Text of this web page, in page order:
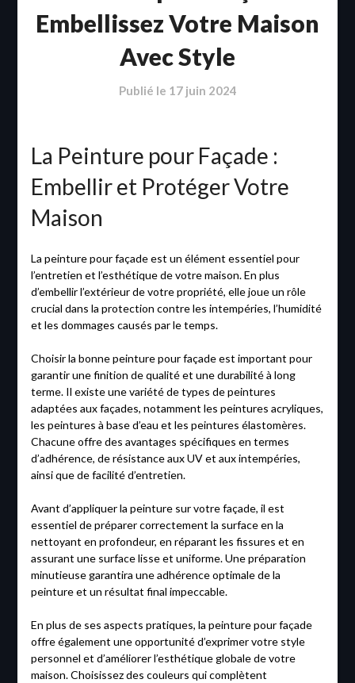
Embellissez Votre Maison
Avec Style
Publié le 17 juin 2024
La Peinture pour Façade :
Embellir et Protéger Votre
Maison
La peinture pour façade est un élément essentiel pour
l’entretien et l’esthétique de votre maison. En plus
d’embellir l’extérieur de votre propriété, elle joue un rôle
crucial dans la protection contre les intempéries, l’humidité
et les dommages causés par le temps.
Choisir la bonne peinture pour façade est important pour
garantir une finition de qualité et une durabilité à long
terme. Il existe une variété de types de peintures
adaptées aux façades, notamment les peintures acryliques,
les peintures à base d’eau et les peintures élastomères.
Chacune offre des avantages spécifiques en termes
d’adhérence, de résistance aux UV et aux intempéries,
ainsi que de facilité d’entretien.
Avant d’appliquer la peinture sur votre façade, il est
essentiel de préparer correctement la surface en la
nettoyant en profondeur, en réparant les fissures et en
assurant une surface lisse et uniforme. Une préparation
minutieuse garantira une adhérence optimale de la
peinture et un résultat final impeccable.
En plus de ses aspects pratiques, la peinture pour façade
offre également une opportunité d’exprimer votre style
personnel et d’améliorer l’esthétique globale de votre
maison. Choisissez des couleurs qui complètent